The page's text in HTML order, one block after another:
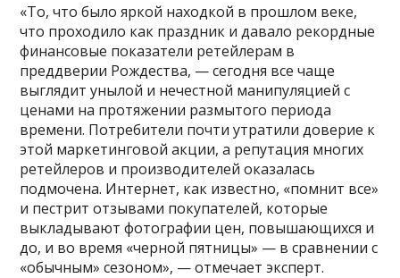
«То, что было яркой находкой в прошлом веке,
что проходило как праздник и давало рекордные
финансовые показатели ретейлерам в
преддверии Рождества, — сегодня все чаще
выглядит унылой и нечестной манипуляцией с
ценами на протяжении размытого периода
времени. Потребители почти утратили доверие к
этой маркетинговой акции, а репутация многих
ретейлеров и производителей оказалась
подмочена. Интернет, как известно, «помнит все»
и пестрит отзывами покупателей, которые
выкладывают фотографии цен, повышающихся и
до, и во время «черной пятницы» — в сравнении с
«обычным» сезоном», — отмечает эксперт.